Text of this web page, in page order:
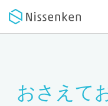
おさえて